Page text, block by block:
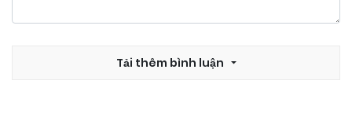
Tải thêm bình luận